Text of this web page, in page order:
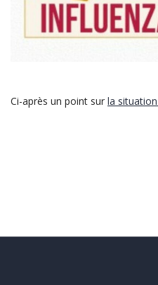
Ci-après un point sur la situation